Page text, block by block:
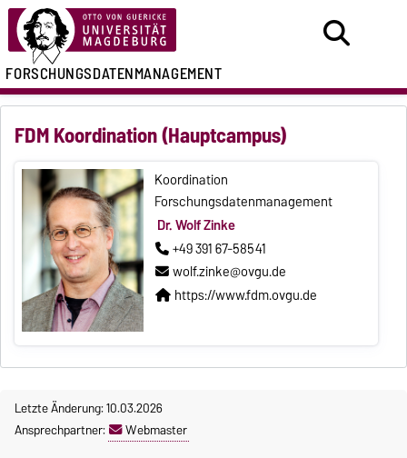
FORSCHUNGSDATENMANAGEMENT
FDM Koordination (Hauptcampus)
Koordination
Forschungsdatenmanagement
Dr. Wolf Zinke
+49 391 67-58541
wolf.zinke@ovgu.de
https://www.fdm.ovgu.de
Letzte Änderung: 10.03.2026
Ansprechpartner:
Webmaster